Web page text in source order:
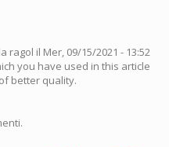
ragol il Mer, 09/15/2021 - 13:52
you have used in this article
better quality.